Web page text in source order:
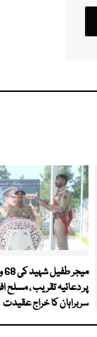
پر دعائیہ تقریب ، مسلح
سربراہان کا خراج عقیدت